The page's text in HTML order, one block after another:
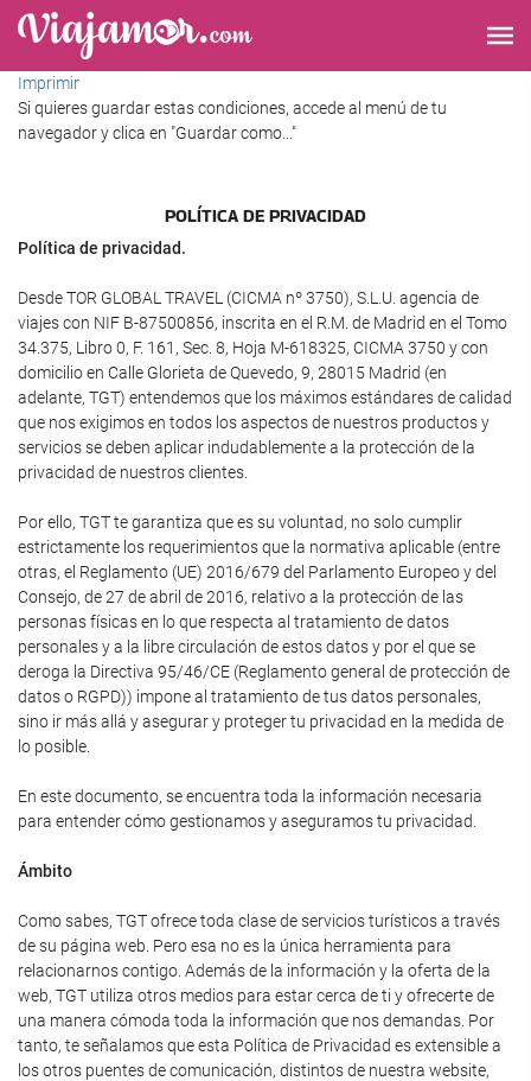
Imprimir
Si quieres guardar estas condiciones, accede al menú de tu
navegador y clica en "Guardar como..."
POLÍTICA DE PRIVACIDAD
Política de privacidad.
Desde TOR GLOBAL TRAVEL (CICMA nº 3750), S.L.U. agencia de
viajes con NIF B-87500856, inscrita en el R.M. de Madrid en el Tomo
34.375, Libro 0, F. 161, Sec. 8, Hoja M-618325, CICMA 3750 y con
domicilio en Calle Glorieta de Quevedo, 9, 28015 Madrid (en
adelante, TGT) entendemos que los máximos estándares de calidad
que nos exigimos en todos los aspectos de nuestros productos y
servicios se deben aplicar indudablemente a la protección de la
privacidad de nuestros clientes.
Por ello, TGT te garantiza que es su voluntad, no solo cumplir
estrictamente los requerimientos que la normativa aplicable (entre
otras, el Reglamento (UE) 2016/679 del Parlamento Europeo y del
Consejo, de 27 de abril de 2016, relativo a la protección de las
personas físicas en lo que respecta al tratamiento de datos
personales y a la libre circulación de estos datos y por el que se
deroga la Directiva 95/46/CE (Reglamento general de protección de
datos o RGPD)) impone al tratamiento de tus datos personales,
sino ir más allá y asegurar y proteger tu privacidad en la medida de
lo posible.
En este documento, se encuentra toda la información necesaria
para entender cómo gestionamos y aseguramos tu privacidad.
Ámbito
Como sabes, TGT ofrece toda clase de servicios turísticos a través
de su página web. Pero esa no es la única herramienta para
relacionarnos contigo. Además de la información y la oferta de la
web, TGT utiliza otros medios para estar cerca de ti y ofrecerte de
una manera cómoda toda la información que nos demandas. Por
tanto, te señalamos que esta Política de Privacidad es extensible a
los otros puentes de comunicación, distintos de nuestra website,